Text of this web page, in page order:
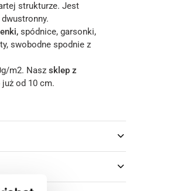
strukturze. Jest
spódnice, garsonki,
swobodne spodnie z
m2. Naszsklep z
od 10 cm.